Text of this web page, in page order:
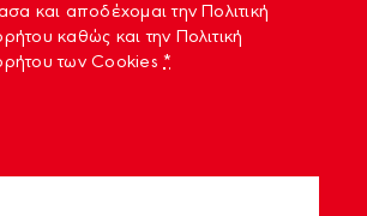
και αποδέχομαι την Πολιτική
καθώς και την Πολιτική
των Cookies *